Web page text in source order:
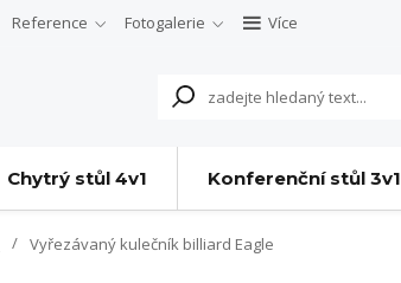
Reference Fotogalerie Více
Chytrý stůl 4v1 Konferenční stůl 3v1
Vyřezávaný kulečník billiard Eagle